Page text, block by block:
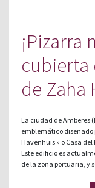
¡Pizarra
cubierta
de Zaha
La ciudad de Amberes
emblemático diseñado
Havenhuis » o Casa
Este edificio es
de la zona portuaria, y